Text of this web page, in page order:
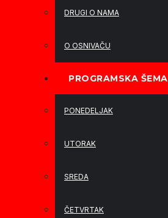
DRUGI O NAMA
O OSNIVAČU
PROGRAMSKA ŠEMA
PONEDELJAK
UTORAK
SREDA
ČETVRTAK